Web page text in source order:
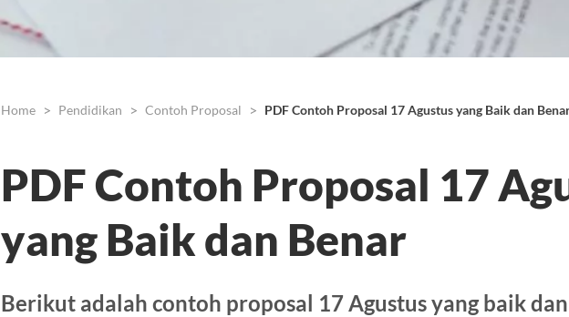
Home Pendidikan Contoh Proposal PDF Contoh Proposal 17 Agustus yang Baik dan
PDF Contoh Proposal 17
yang Baik dan Benar
Berikut adalah contoh proposal 17 Agustus yang baik